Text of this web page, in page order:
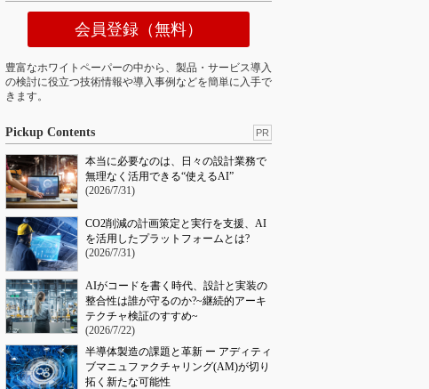
会員登録（無料）
豊富なホワイトペーパーの中から、製品・サービス導入
の検討に役立つ技術情報や導入事例などを簡単に入手で
きます。
Pickup Contents PR
本当に必要なのは、日々の設計業務で
無理なく活用できる“使えるAI”
(2026/7/31)
CO2削減の計画策定と実行を支援、AI
を活用したプラットフォームとは?
(2026/7/31)
AIがコードを書く時代、設計と実装の
整合性は誰が守るのか?~継続的アーキ
テクチャ検証のすすめ~
(2026/7/22)
半導体製造の課題と革新 ー アディティ
ブマニュファクチャリング(AM)が切り
拓く新たな可能性